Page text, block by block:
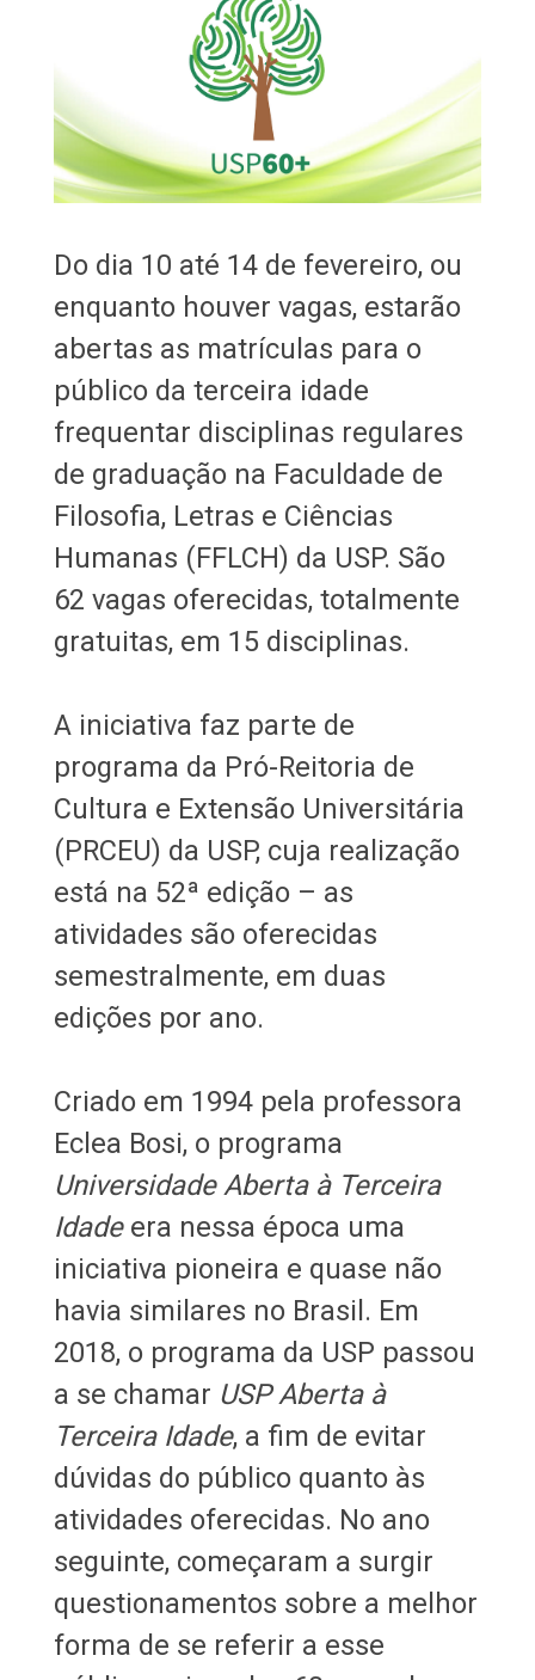
Do dia 10 até 14 de fevereiro, ou
enquanto houver vagas, estarão
abertas as matrículas para o
público da terceira idade
frequentar disciplinas regulares
de graduação na Faculdade de
Filosofia, Letras e Ciências
Humanas (FFLCH) da USP. São
62 vagas oferecidas, totalmente
gratuitas, em 15 disciplinas.
A iniciativa faz parte de
programa da Pró-Reitoria de
Cultura e Extensão Universitária
(PRCEU) da USP, cuja realização
está na 52ª edição – as
atividades são oferecidas
semestralmente, em duas
edições por ano.
Criado em 1994 pela professora
Eclea Bosi, o programa
Universidade Aberta à Terceira
Idadeera nessa época uma
iniciativa pioneira e quase não
havia similares no Brasil. Em
2018, o programa da USP passou
a se chamar USP Aberta à
Terceira Idade, a fim de evitar
dúvidas do público quanto às
atividades oferecidas. No ano
seguinte, começaram a surgir
questionamentos sobre a melhor
forma de se referir a esse